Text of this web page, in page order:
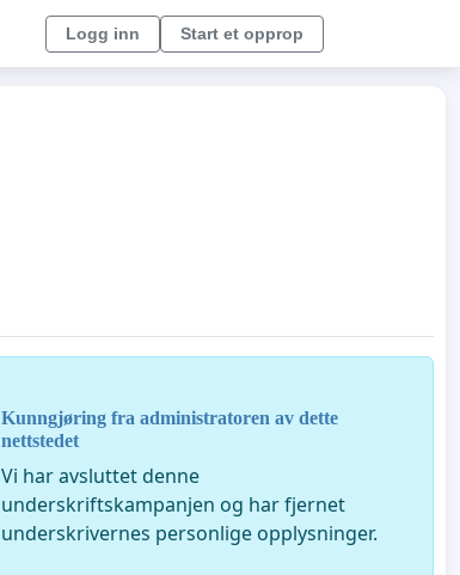
Logg inn Start et opprop
Kunngjøring fra administratoren av dette
nettstedet
Vi har avsluttet denne
underskriftskampanjen og har fjernet
underskrivernes personlige opplysninger.